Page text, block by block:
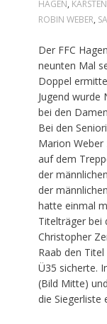
HAGEN,
ROBIN WEBER,
Der FFC
neunten Mal
Doppel
Jugend wurde
bei den
Bei den
Marion
auf dem
der
der
hatte einmal
Titelträger bei
Christopher
Raab den
Ü35 sicherte.
(Bild Mitte)
die Siegerliste